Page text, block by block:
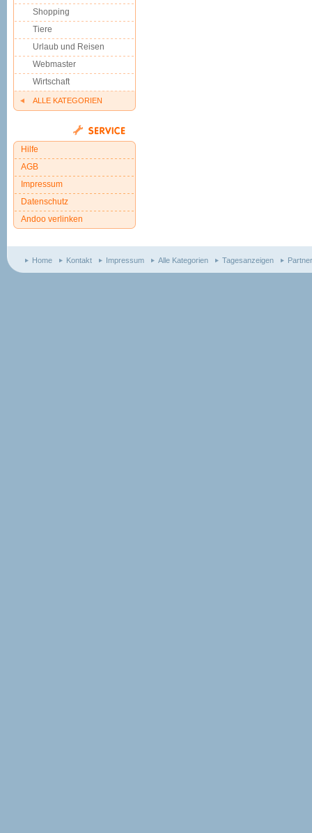
Shopping
Tiere
Urlaub und Reisen
Webmaster
Wirtschaft
ALLE KATEGORIEN
Hilfe
AGB
Impressum
Datenschutz
Andoo verlinken
Home Kontakt Impressum Alle Kategorien Tagesanzeigen Partner